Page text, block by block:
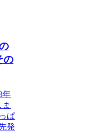
の
年
ぱ
発